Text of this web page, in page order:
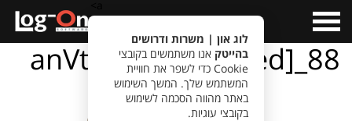
Menu
88_anVtcDI [Converted]
לוג און | משרות ודרושים
בהייטק אנו משתמשים בקובצי
Cookie כדי לשפר את חוויית
המשתמש שלך. המשך השימוש
באתר מהווה הסכמה לשימוש
בקובצי עוגיות.